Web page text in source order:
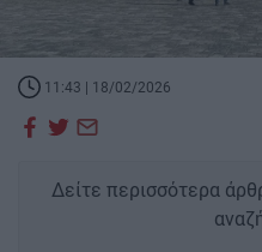
11:43 | 18/02/2026
Δείτε περισσότερα